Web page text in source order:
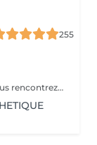
255
Diagnostic du cuir chevelu La Biosthétique Vous rencontrez des problèmes au niveau du cuir chevelu ? Cheveux gras, pellicules, démangeaisons ou sécheresse cutanée ? Profitez de notre diagnostic professionnel du cuir chevelu pour identifier les causes et trouver des solutions adaptées à vos besoins. Grâce à une analyse précise, nous vous proposons des recommandations personnalisées pour retrouver un cuir chevelu sain et équilibré. N'hésitez pas à réserver votre rendez-vous dès maintenant